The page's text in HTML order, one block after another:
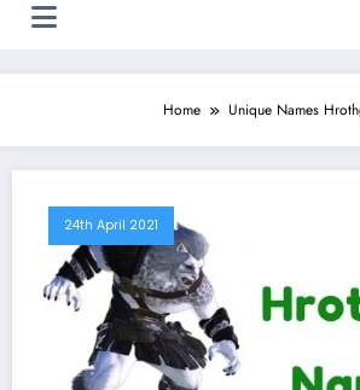
Home Unique Names
24th April 2021